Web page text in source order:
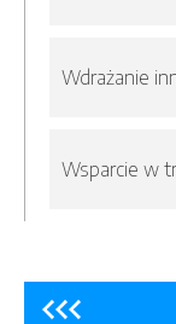
Wdrażanie
Wsparcie w